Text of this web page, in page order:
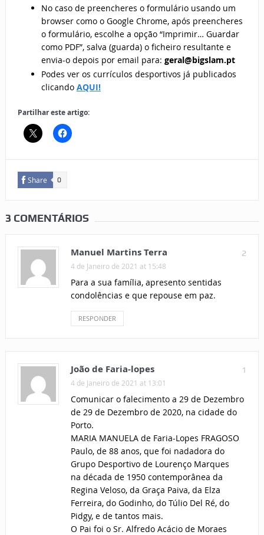
No caso de preencheres o formulário usando um
browser como o Google Chrome, após preencheres
o formulário, escolhe a opção “Imprimir… Guardar
como PDF”, salva (guarda) o ficheiro resultante e
envia-o depois por email para: geral@bigslam.pt
Podes ver os currículos desportivos já publicados
clicando AQUI!
Partilhar este artigo:
Share 0
3 COMENTÁRIOS
2
Manuel Martins Terra
4 de Janeiro de 2021 at 15:48
Para a sua família, apresento sentidas
condolências e que repouse em paz.
RESPONDER
1
João de Faria-lopes
4 de Janeiro de 2021 at 13:01
Comunicar o falecimento a 29 de Dezembro
de 29 de Dezembro de 2020, na cidade do
Porto.
MARIA MANUELA de Faria-Lopes FRAGOSO
Paulo, de 88 anos, que foi nadadora do
Grupo Desportivo de Lourenço Marques
na década de 1950 contemporânea da
Regina Veloso, da Graça Paiva, da Elza
Ferreira, do Godinho, do Túlio Del Ré, do
Pidgy, e de tantos mais.
O Pai foi o Sr. Alfredo Acácio de Moraes